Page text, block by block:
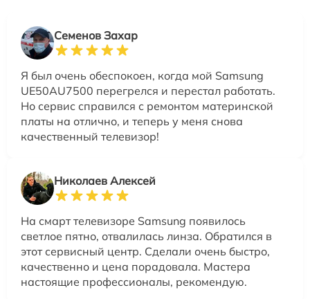
Семенов Захар
Я был очень обеспокоен, когда мой Samsung
UE50AU7500 перегрелся и перестал работать.
Но сервис справился с ремонтом материнской
платы на отлично, и теперь у меня снова
качественный телевизор!
Николаев Алексей
На смарт телевизоре Samsung появилось
светлое пятно, отвалилась линза. Обратился в
этот сервисный центр. Сделали очень быстро,
качественно и цена порадовала. Мастера
настоящие профессионалы, рекомендую.